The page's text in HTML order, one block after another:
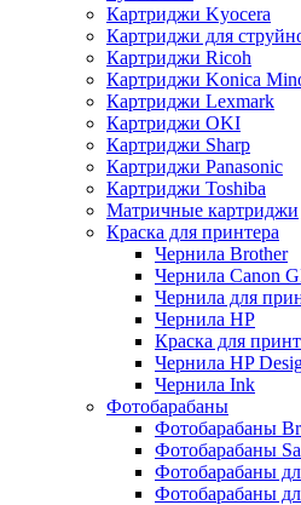
Картриджи Kyocera
Картриджи для
Картриджи Ricoh
Картриджи Konica
Картриджи Lexmark
Картриджи OKI
Картриджи Sharp
Картриджи Panasonic
Картриджи Toshiba
Матричные картриджи
Краска для принтера
Чернила Brother
Чернила Canon
Чернила для
Чернила HP
Краска для
Чернила HP
Чернила Ink
Фотобарабаны
Фотобарабаны
Фотобарабаны
Фотобарабаны
Фотобарабаны